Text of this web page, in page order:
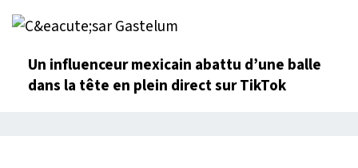
Un influenceur mexicain abattu d’une balle
dans la tête en plein direct sur TikTok